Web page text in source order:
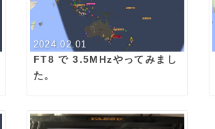
2024.02.01
FT8 で 3.5MHzやってみまし
た。